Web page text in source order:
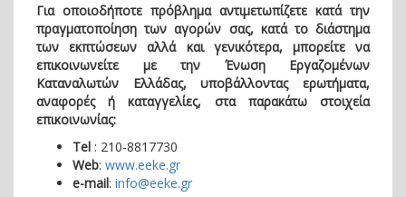
Για οποιοδήποτε πρόβλημα αντιμετωπίζετε κατά την
πραγματοποίηση των αγορών σας, κατά το διάστημα
των εκπτώσεων αλλά και γενικότερα, μπορείτε να
επικοινωνείτε με την Ένωση Εργαζομένων
Καταναλωτών Ελλάδας, υποβάλλοντας ερωτήματα,
αναφορές ή καταγγελίες, στα παρακάτω στοιχεία
επικοινωνίας:
Τel : 210-8817730
Web: www.eeke.gr
e-mail: info@eeke.gr